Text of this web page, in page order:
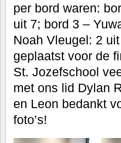
per bord waren:
uit 7; bord 3 –
Noah Vleugel: 2
geplaatst voor de
St. Jozefschool
met ons lid Dylan
en Leon bedankt
foto’s!